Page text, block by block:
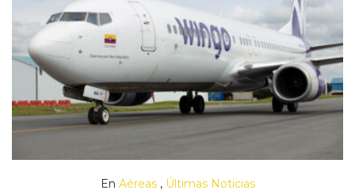
En Aéreas, Últimas Noticias